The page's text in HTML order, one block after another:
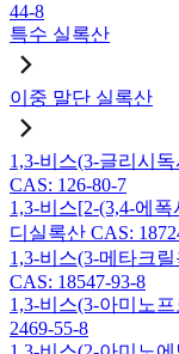
44-8
특수 실록산
이중 말단 실록산
1,3-비스(3-글리시
CAS: 126-80-7
1,3-비스[2-(3,4-에
디실록산 CAS:
1,3-비스(3-메타크
CAS: 18547-93-8
1,3-비스(3-아미노
2469-55-8